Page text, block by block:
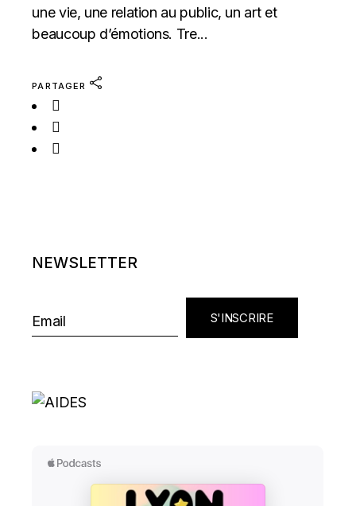
une vie, une relation au public, un art et
beaucoup d’émotions. Tre...
PARTAGER
NEWSLETTER
S'INSCRIRE